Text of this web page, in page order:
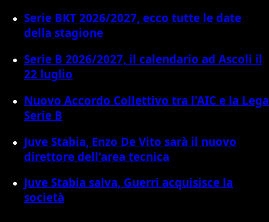
Serie BKT 2026/2027, ecco tutte le date
della stagione
Serie B 2026/2027, il calendario ad Ascoli il
22 luglio
Nuovo Accordo Collettivo tra l'AIC e la Lega
Serie B
Juve Stabia, Enzo De Vito sarà il nuovo
direttore dell'area tecnica
Juve Stabia salva, Guerri acquisisce la
società